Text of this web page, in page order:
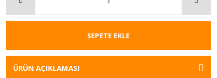
SEPETE EKLE
ÜRÜN AÇIKLAMASI